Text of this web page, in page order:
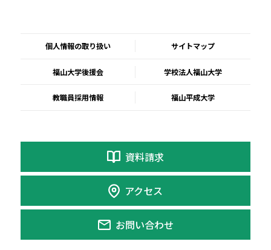
個人情報の取り扱い サイトマップ
福山大学後援会 学校法人福山大学
教職員採用情報 福山平成大学
資料請求
アクセス
お問い合わせ